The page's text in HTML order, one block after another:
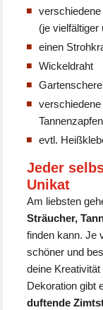
(je
einen
Wickeldraht
Gartenschere
evtl.
Jeder
Unikat
Am liebsten
Sträucher,
finden kann. Je
schöner und
deine
Dekoration gibt
duftende